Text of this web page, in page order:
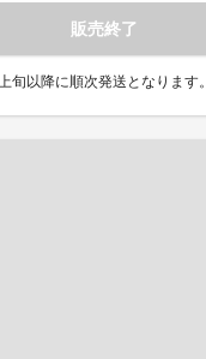
販売終了
旬以降に順次発送となります。